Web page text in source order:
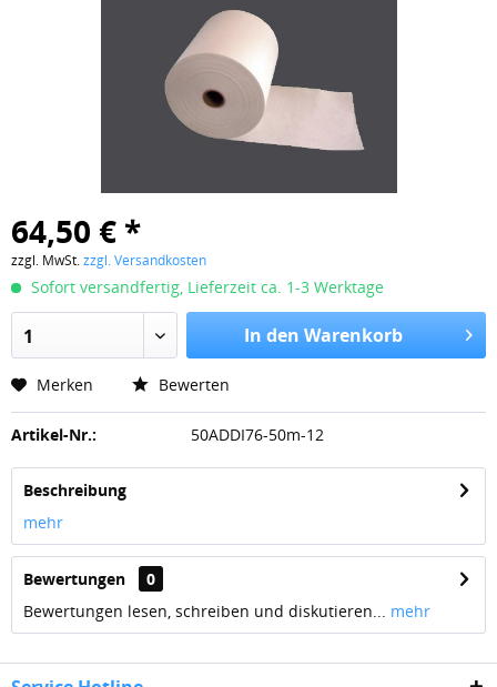
64,50 € *
zzgl. MwSt.zzgl. Versandkosten
Sofort versandfertig, Lieferzeit ca. 1-3 Werktage
1 In den Warenkorb
Merken Bewerten
Artikel-Nr.: 50ADDI76-50m-12
Beschreibung
mehr
Bewertungen
0
Bewertungen lesen, schreiben und diskutieren... mehr